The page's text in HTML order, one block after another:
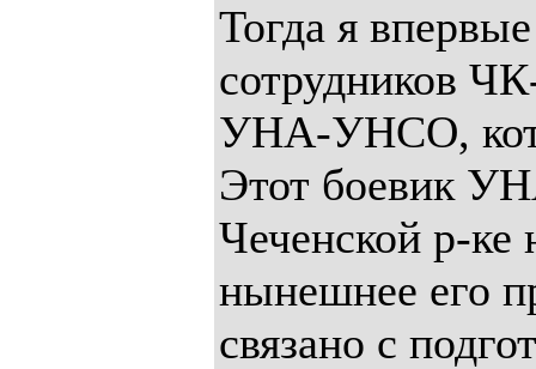
Тогда я
сотрудников
УНА-УНСО,
Этот боевик
Чеченской р-ке
нынешнее его
связано с